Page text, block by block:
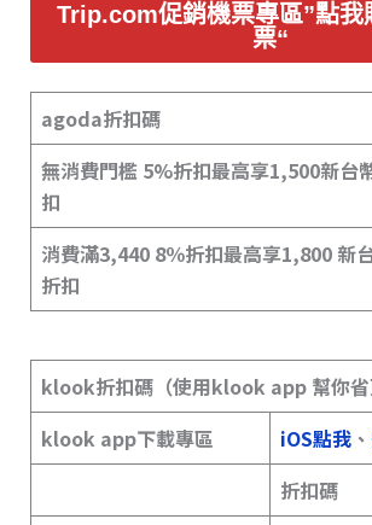
Trip.com促銷機票專區”點我
票“
agoda折扣碼
無消費門檻 5%折扣最高享1,500新台
扣
消費滿3,440 8％折扣最高享1,800 新
折扣
klook折扣碼（使用klook app 幫你省
klook app下載專區
iOS點我、
折扣碼